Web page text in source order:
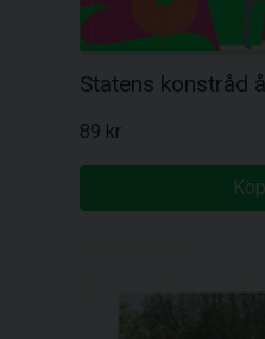
Statens konstråd
89 kr
Köp